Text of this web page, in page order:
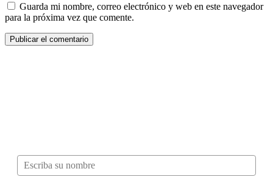
Guarda mi nombre, correo electrónico y web en este navegador
para la próxima vez que comente.